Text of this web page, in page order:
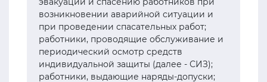
возникновении аварийной ситуации и
при проведении спасательных работ;
работники, проводящие обслуживание и
периодический осмотр средств
индивидуальной защиты (далее - СИЗ);
работники, выдающие наряды-допуски;